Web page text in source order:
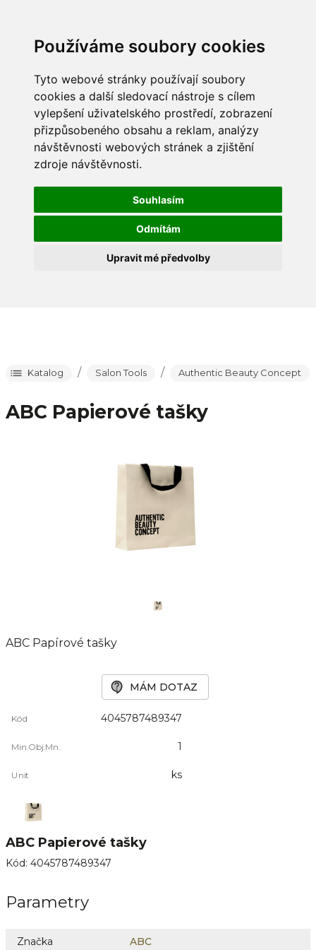
Používáme soubory cookies
Tyto webové stránky používají soubory
cookies a další sledovací nástroje s cílem
vylepšení uživatelského prostředí, zobrazení
přizpůsobeného obsahu a reklam, analýzy
návštěvnosti webových stránek a zjištění
zdroje návštěvnosti.
Souhlasím
Odmítám
Upravit mé předvolby
Katalog / Salon Tools / Authentic Beauty Concept
Kód 4045787489347
Min.Obj.Mn. 1
Unit ks
ABC Papierové tašky
ABC Papírové tašky
MÁM DOTAZ
ABC Papierové tašky
Kód: 4045787489347
Parametry
Značka ABC